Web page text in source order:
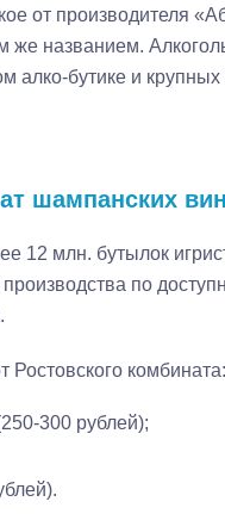
от производителя
же названием.
алко-бутике и
шампанских
12 млн. бутылок
по
комбината:
300 рублей);